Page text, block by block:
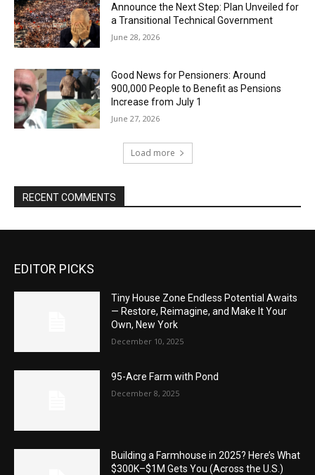
Announce the Next Step: Plan Unveiled for
a Transitional Technical Government
June 28, 2026
Good News for Pensioners: Around
900,000 People to Benefit as Pensions
Increase from July 1
June 27, 2026
Load more
RECENT COMMENTS
EDITOR PICKS
Tiny House Zone Endless Potential Awaits
— Restore, Reimagine, and Make It Your
Own, New York
December 10, 2025
95-Acre Farm with Pond
December 8, 2025
Building a Farmhouse in 2025? Here’s What
$300K–$1M Gets You (Across the U.S.)